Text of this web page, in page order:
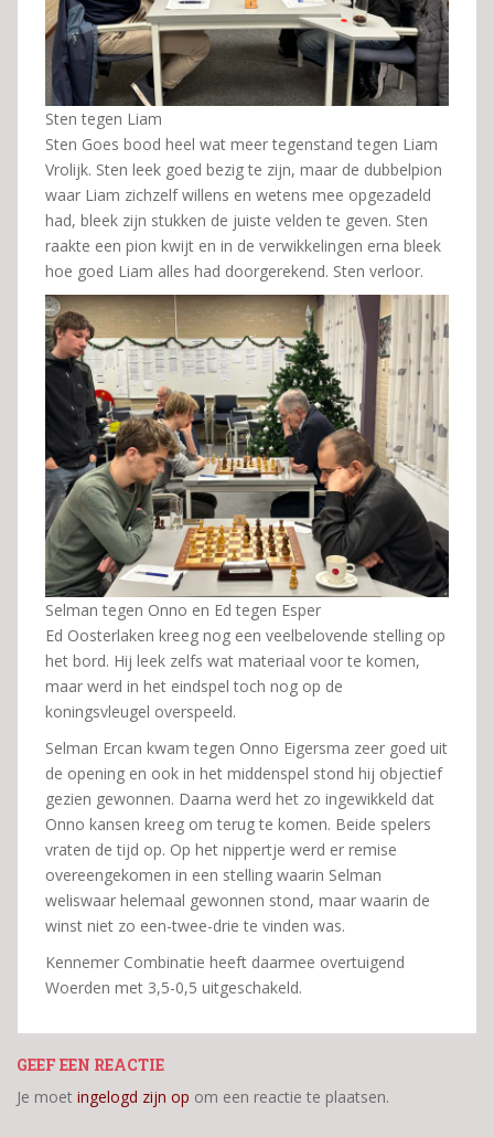
Sten tegen Liam
Sten Goes bood heel wat meer tegenstand tegen Liam
Vrolijk. Sten leek goed bezig te zijn, maar de dubbelpion
waar Liam zichzelf willens en wetens mee opgezadeld
had, bleek zijn stukken de juiste velden te geven. Sten
raakte een pion kwijt en in de verwikkelingen erna bleek
hoe goed Liam alles had doorgerekend. Sten verloor.
Selman tegen Onno en Ed tegen Esper
Ed Oosterlaken kreeg nog een veelbelovende stelling op
het bord. Hij leek zelfs wat materiaal voor te komen,
maar werd in het eindspel toch nog op de
koningsvleugel overspeeld.
Selman Ercan kwam tegen Onno Eigersma zeer goed uit
de opening en ook in het middenspel stond hij objectief
gezien gewonnen. Daarna werd het zo ingewikkeld dat
Onno kansen kreeg om terug te komen. Beide spelers
vraten de tijd op. Op het nippertje werd er remise
overeengekomen in een stelling waarin Selman
weliswaar helemaal gewonnen stond, maar waarin de
winst niet zo een-twee-drie te vinden was.
Kennemer Combinatie heeft daarmee overtuigend
Woerden met 3,5-0,5 uitgeschakeld.
GEEF EEN REACTIE
Je moet ingelogd zijn op om een reactie te plaatsen.